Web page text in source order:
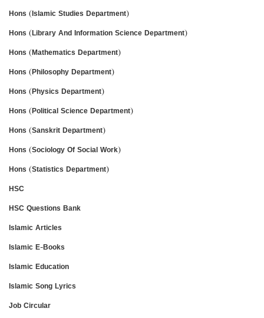
Hons (Islamic Studies Department)
Hons (Library And Information Science Department)
Hons (Mathematics Department)
Hons (Philosophy Department)
Hons (Physics Department)
Hons (Political Science Department)
Hons (Sanskrit Department)
Hons (Sociology Of Social Work)
Hons (Statistics Department)
HSC
HSC Questions Bank
Islamic Articles
Islamic E-Books
Islamic Education
Islamic Song Lyrics
Job Circular